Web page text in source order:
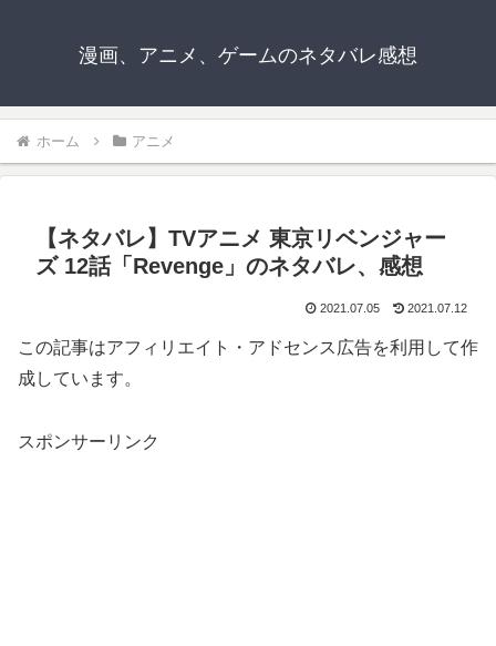
漫画、アニメ、ゲームのネタバレ感想
ホーム アニメ
【ネタバレ】TVアニメ 東京リベンジャー
ズ 12話「Revenge」のネタバレ、感想
2021.07.05 2021.07.12
この記事はアフィリエイト・アドセンス広告を利用して作
成しています。
スポンサーリンク